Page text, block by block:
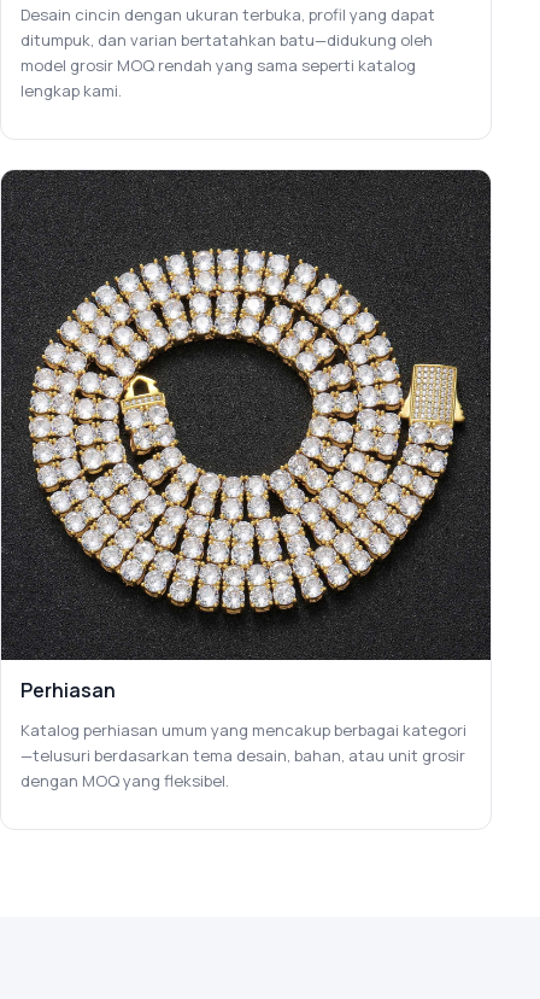
Desain cincin dengan ukuran terbuka, profil yang dapat
ditumpuk, dan varian bertatahkan batu—didukung oleh
model grosir MOQ rendah yang sama seperti katalog
lengkap kami.
Perhiasan
Katalog perhiasan umum yang mencakup berbagai kategori
—telusuri berdasarkan tema desain, bahan, atau unit grosir
dengan MOQ yang fleksibel.